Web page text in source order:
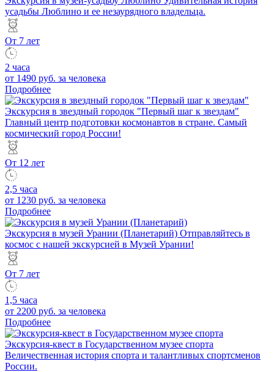
усадьбы Люблино и ее незаурядного владельца.
От 7 лет
2 часа
от 1490 руб. за человека
Подробнее
Экскурсия в звездный городок "Первый шаг к звездам"
Главный центр подготовки космонавтов в стране. Самый
космический город России!
От 12 лет
2,5 часа
от 1230 руб. за человека
Подробнее
Экскурсия в музей Урании (Планетарий) Отправляйтесь в
космос с нашей экскурсией в Музей Урании!
От 7 лет
1,5 часа
от 2200 руб. за человека
Подробнее
Экскурсия-квест в Государственном музее спорта
Величественная история спорта и талантливых спортсменов
России.